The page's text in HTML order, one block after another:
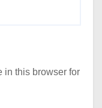
in this browser for